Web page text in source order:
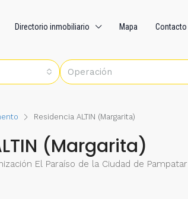
Directorio inmobiliario Mapa Contacto
Operación
Residencia ALTIN (Margarita)
(Margarita)
El Paraíso de la Ciudad de Pampatar